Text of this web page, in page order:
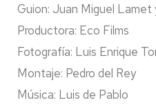
Guion: Juan Miguel Lamet
Productora: Eco Films
Fotografía: Luis Enrique
Montaje: Pedro del Rey
Música: Luis de Pablo